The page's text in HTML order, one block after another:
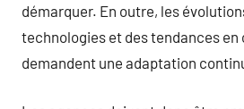
démarquer. En outre, les
technologies et des tendances
demandent une adaptation